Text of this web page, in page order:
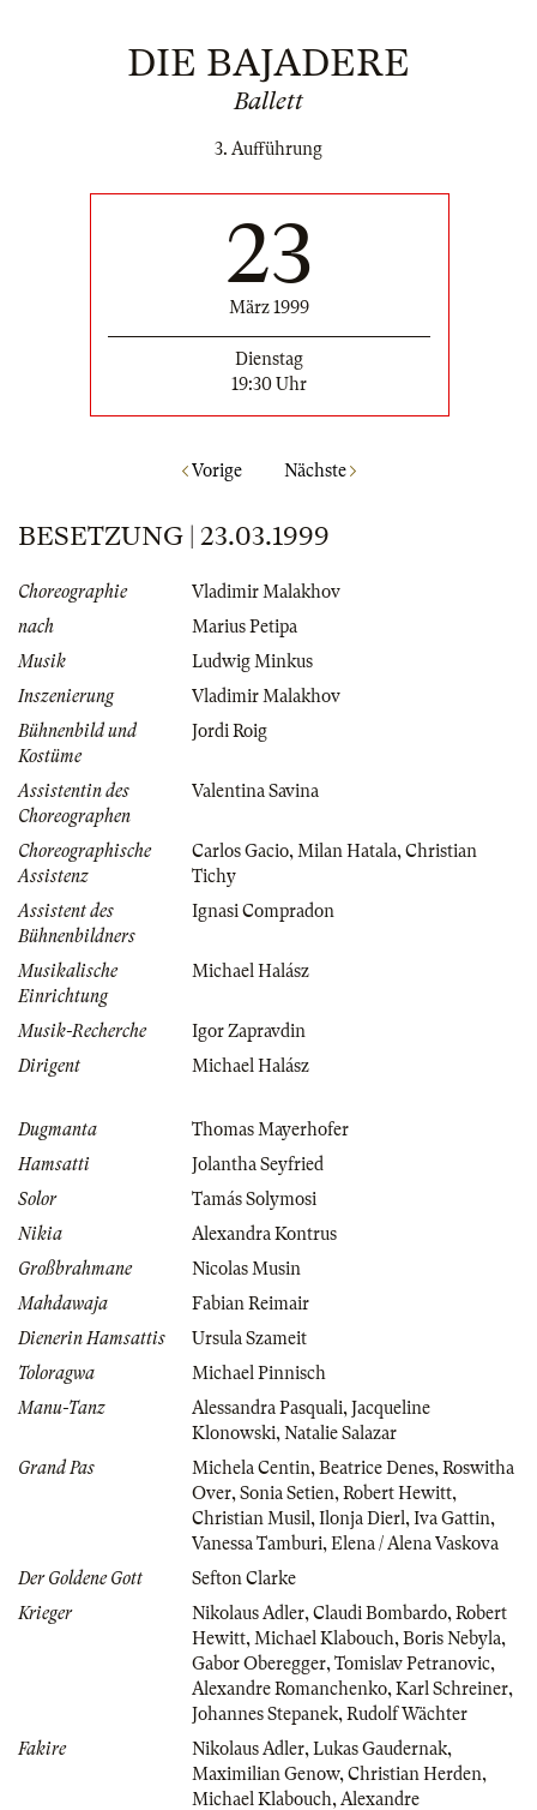
DIE BAJADERE
Ballett
3. Aufführung
23
März 1999
Dienstag
19:30 Uhr
Vorige Nächste
BESETZUNG | 23.03.1999
Choreographie
Vladimir Malakhov
nach
Marius Petipa
Musik
Ludwig Minkus
Inszenierung
Vladimir Malakhov
Bühnenbild und
Kostüme
Jordi Roig
Assistentin des
Choreographen
Valentina Savina
Choreographische
Assistenz
Carlos Gacio, Milan Hatala, Christian
Tichy
Assistent des
Bühnenbildners
Ignasi Compradon
Musikalische
Einrichtung
Michael Halász
Musik-Recherche
Igor Zapravdin
Dirigent
Michael Halász
Dugmanta
Thomas Mayerhofer
Hamsatti
Jolantha Seyfried
Solor
Tamás Solymosi
Nikia
Alexandra Kontrus
Großbrahmane
Nicolas Musin
Mahdawaja
Fabian Reimair
Dienerin Hamsattis
Ursula Szameit
Toloragwa
Michael Pinnisch
Manu-Tanz
Alessandra Pasquali, Jacqueline
Klonowski, Natalie Salazar
Grand Pas
Michela Centin, Beatrice Denes, Roswitha
Over, Sonia Setien, Robert Hewitt,
Christian Musil , Ilonja Dierl , Iva Gattin,
Vanessa Tamburi, Elena / Alena Vaskova
Der Goldene Gott
Sefton Clarke
Krieger
Nikolaus Adler, Claudi Bombardo, Robert
Hewitt, Michael Klabouch, Boris Nebyla,
Gabor Oberegger, Tomislav Petranovic,
Alexandre Romanchenko, Karl Schreiner,
Johannes Stepanek, Rudolf Wächter
Fakire
Nikolaus Adler, Lukas Gaudernak,
Maximilian Genow, Christian Herden,
Michael Klabouch, Alexandre